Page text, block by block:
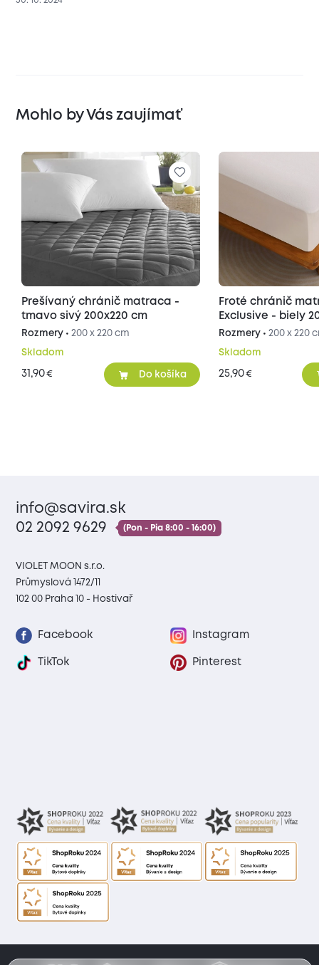
Mohlo by Vás zaujímať
Prešívaný chránič matraca -
tmavo sivý 200x220 cm
Rozmery • 200 x 220 cm
Skladom
31,90€ Do košíka
Froté chránič
Exclusive - biely
Rozmery •200 x 220
Skladom
25,90€
info@savira.sk
02 2092 9629
(Pon - Pia 8:00 - 16:00)
VIOLET MOON s.r.o.
Průmyslová 1472/11
102 00 Praha 10 - Hostivař
Facebook Instagram
TikTok Pinterest